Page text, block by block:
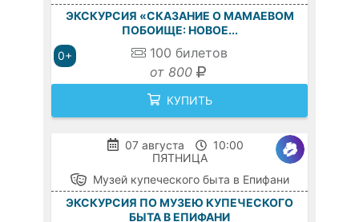
0+
ЭКСКУРСИЯ «СКАЗАНИЕ О МАМАЕВОМ
ПОБОИЩЕ: НОВОЕ...
100 билетов
от 800
КУПИТЬ
07 августа
10:00
ПЯТНИЦА
Музей купеческого быта в Епифани
ЭКСКУРСИЯ ПО МУЗЕЮ КУПЕЧЕСКОГО
БЫТА В ЕПИФАНИ